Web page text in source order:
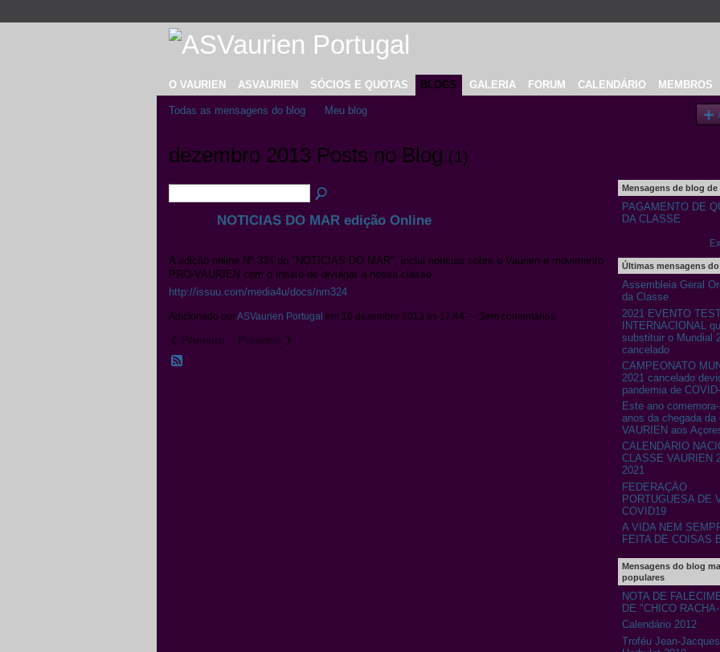
O VAURIEN ASVAURIEN SÓCIOS E QUOTAS BLOGS GALERIA FORUM CALENDÁRIO MEMBROS
Todas as mensagens do blog Meu blog
dezembro 2013 Posts no Blog (1)
NOTICIAS DO MAR edição Online
A edição online Nº 324 do "NOTICIAS DO MAR", inclui noticias sobre o Vaurien e movimento
PRO-VAURIEN com o intuito de divulgar a nossa classe.
http://issuu.com/media4u/docs/nm324
Adicionado porASVaurien Portugal em 16 dezembro 2013 às 17:44 — Sem comentários
❮ Primeiro Próximo ❯
Mensagens de blog de
PAGAMENTO DE
DA CLASSE
Últimas mensagens
Assembleia Geral
da Classe
2021 EVENTO
INTERNACIONAL
substituir o Mundial
cancelado
CAMPEONATO
2021 cancelado
pandemia de
Este ano
anos da chegada da
VAURIEN aos
CALENDÁRIO
CLASSE VAURIEN
2021
FEDERAÇÃO
PORTUGUESA DE
COVID19
A VIDA NEM
FEITA DE COISAS
Mensagens do blog
populares
NOTA DE
DE "CHICO
Calendário 2012
Troféu Jean-Jacques